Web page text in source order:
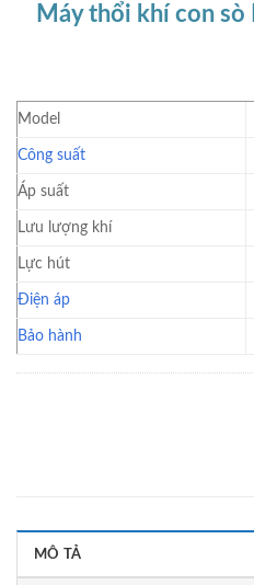
Máy thổi khí con sò
Model
Công suất
Áp suất
Lưu lượng khí
Lực hút
Điện áp
Bảo hành
MÔ TẢ